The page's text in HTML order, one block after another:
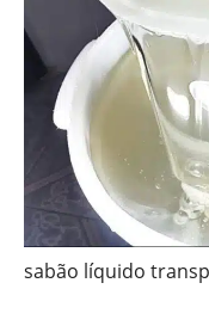
sabão líquido